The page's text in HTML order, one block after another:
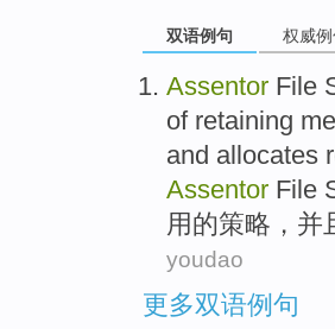
双语例句 权威例
Assentor File
of retaining
and allocates
Assentor File
用的策略 ，并
youdao
更多双语例句